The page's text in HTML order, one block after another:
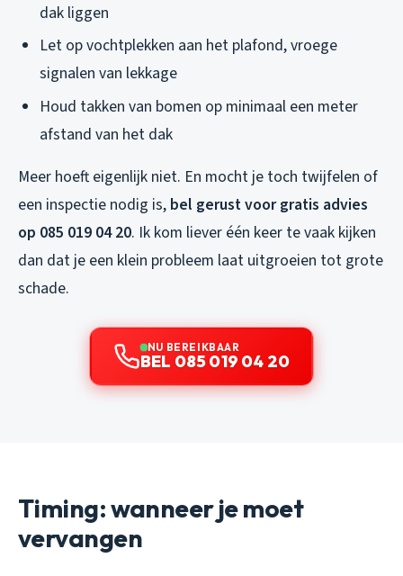
dak liggen
Let op vochtplekken aan het plafond, vroege
signalen van lekkage
Houd takken van bomen op minimaal een meter
afstand van het dak
Meer hoeft eigenlijk niet. En mocht je toch twijfelen of
een inspectie nodig is, bel gerust voor gratis advies
op 085 019 04 20. Ik kom liever één keer te vaak kijken
dan dat je een klein probleem laat uitgroeien tot grote
schade.
NU BEREIKBAAR
BEL 085 019 04 20
Timing: wanneer je moet
vervangen